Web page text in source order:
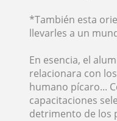
*También esta
llevarles a un
En esencia, el
relacionara con
humano pícaro...
capacitaciones
detrimento de los